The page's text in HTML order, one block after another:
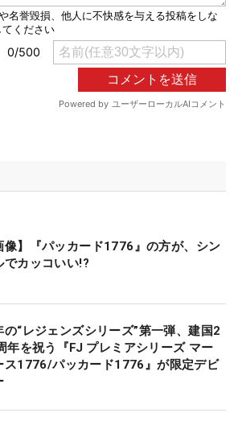
像】『パッカード1776』の方が、シン
でカッコいい!?
の“レジェンズシリーズ”第一弾、建国2
年を祝う『FJ プレミアシリーズ マー
ス1776/パッカード1776』が限定デビ